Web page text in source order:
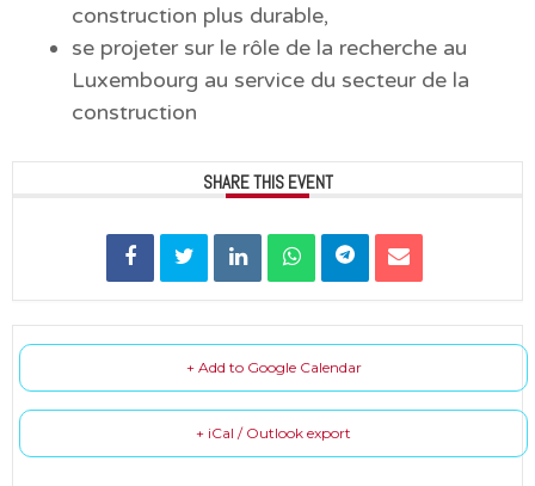
construction plus durable,
se projeter sur le rôle de la recherche au
Luxembourg au service du secteur de la
construction
SHARE THIS EVENT
+ Add to Google Calendar
+ iCal / Outlook export